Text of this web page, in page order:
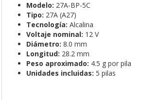
Modelo: 27A-BP-5C
Tipo: 27A (A27)
Tecnología: Alcalina
Voltaje nominal: 12 V
Diámetro: 8.0 mm
Longitud: 28.2 mm
Peso aproximado: 4.5 g por pila
Unidades incluidas: 5 pilas